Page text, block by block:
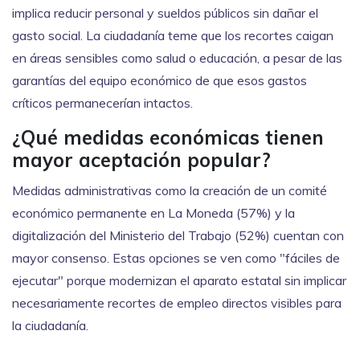
implica reducir personal y sueldos públicos sin dañar el
gasto social. La ciudadanía teme que los recortes caigan
en áreas sensibles como salud o educación, a pesar de las
garantías del equipo económico de que esos gastos
críticos permanecerían intactos.
¿Qué medidas económicas tienen
mayor aceptación popular?
Medidas administrativas como la creación de un comité
económico permanente en La Moneda (57%) y la
digitalización del Ministerio del Trabajo (52%) cuentan con
mayor consenso. Estas opciones se ven como "fáciles de
ejecutar" porque modernizan el aparato estatal sin implicar
necesariamente recortes de empleo directos visibles para
la ciudadanía.